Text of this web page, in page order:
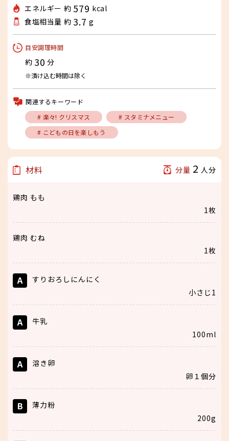
エネルギー 約 579 kcal
食塩相当量 約 3.7 g
目安調理時間
約 30 分
※漬け込む時間は除く
関連するキーワード
# 楽々! クリスマス
# スタミナメニュー
# こどもの日を楽しもう
材料 分量 2 人分
鶏肉 もも
1枚
鶏肉 むね
1枚
A
すりおろしにんにく
小さじ1
A
牛乳
100ml
A
溶き卵
卵１個分
B
薄力粉
200g